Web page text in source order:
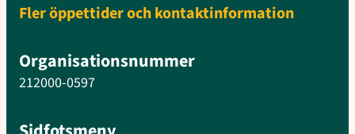
Fler öppettider och kontaktinformation
Organisationsnummer
212000-0597